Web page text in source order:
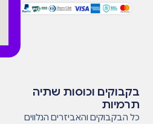
בקבוקים וכוסות שתיה
תרמיות
כל הבקבוקים והאביזרים הנלווים